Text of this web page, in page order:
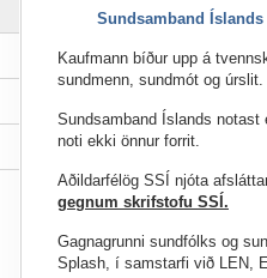
Sundsamband
Kaufmann bíður upp á
sundmenn, sundmót og
Sundsamband Íslands
noti ekki önnur forrit.
Aðildarfélög SSÍ njóta
gegnum skrifstofu SSÍ.
Gagnagrunni sundfólks og
Splash, í samstarfi við LEN,